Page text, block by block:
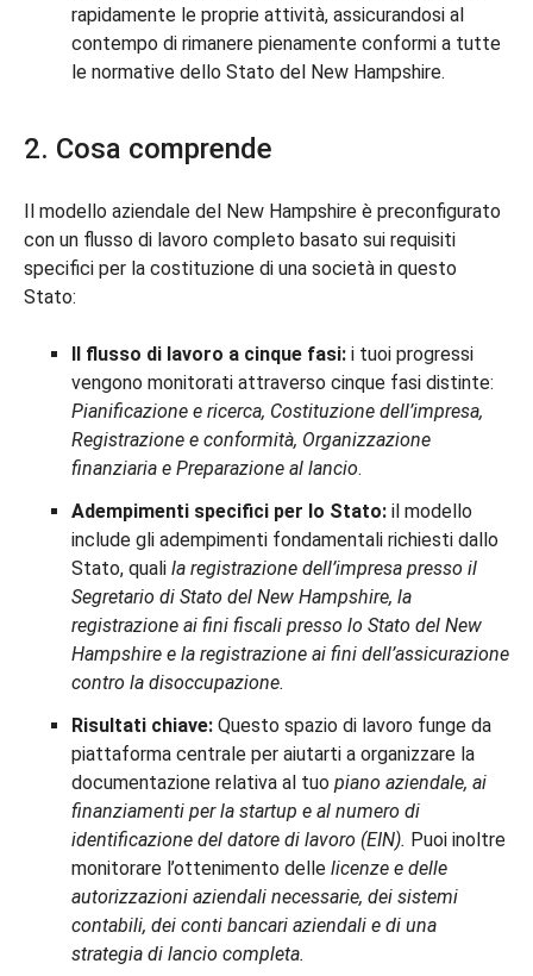
rapidamente le proprie attività, assicurandosi al
contempo di rimanere pienamente conformi a tutte
le normative dello Stato del New Hampshire.
2. Cosa comprende
Il modello aziendale del New Hampshire è preconfigurato
con un flusso di lavoro completo basato sui requisiti
specifici per la costituzione di una società in questo
Stato:
Il flusso di lavoro a cinque fasi: i tuoi progressi
vengono monitorati attraverso cinque fasi distinte:
Pianificazione e ricerca, Costituzione dell’impresa,
Registrazione e conformità, Organizzazione
finanziaria e Preparazione al lancio.
Adempimenti specifici per lo Stato: il modello
include gli adempimenti fondamentali richiesti dallo
Stato, quali la registrazione dell’impresa presso il
Segretario di Stato del New Hampshire, la
registrazione ai fini fiscali presso lo Stato del New
Hampshire e la registrazione ai fini dell’assicurazione
contro la disoccupazione.
Risultati chiave: Questo spazio di lavoro funge da
piattaforma centrale per aiutarti a organizzare la
documentazione relativa al tuo piano aziendale, ai
finanziamenti per la startup e al numero di
identificazione del datore di lavoro (EIN). Puoi inoltre
monitorare l’ottenimento delle licenze e delle
autorizzazioni aziendali necessarie, dei sistemi
contabili, dei conti bancari aziendali e di una
strategia di lancio completa.